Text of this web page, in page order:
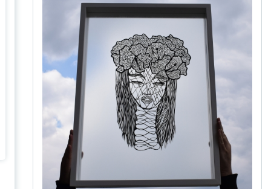
alinapapercut.com
Ръчно изрязани картини